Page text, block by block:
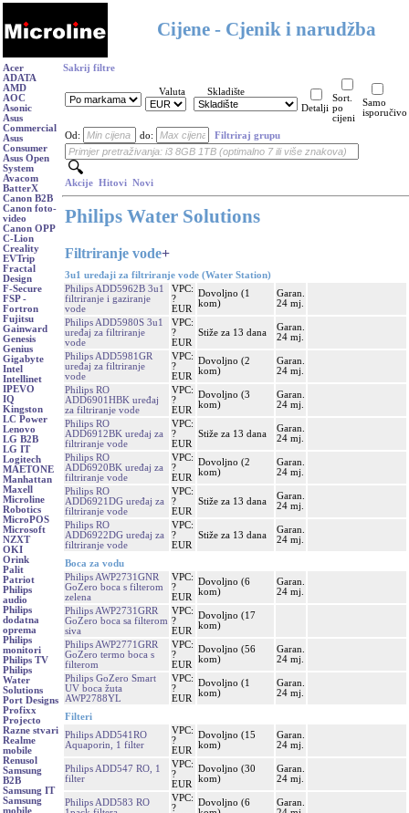
Cijene - Cjenik i narudžba
Acer
ADATA
AMD
AOC
Asonic
Asus
Commercial
Asus
Consumer
Asus Open
System
Avacom
BatterX
Canon B2B
Canon foto-
video
Canon OPP
C-Lion
Creality
EVTrip
Fractal
Design
F-Secure
FSP -
Fortron
Fujitsu
Gainward
Genesis
Genius
Gigabyte
Intel
Intellinet
IPEVO
IQ
Kingston
LC Power
Lenovo
LG B2B
LG IT
Logitech
MAETONE
Manhattan
Maxell
Microline
Robotics
MicroPOS
Microsoft
NZXT
OKI
Orink
Palit
Patriot
Philips
audio
Philips
dodatna
oprema
Philips
monitori
Philips TV
Philips
Water
Solutions
Port Designs
Profixx
Projecto
Razne stvari
Realme
mobile
Renusol
Samsung
B2B
Samsung IT
Samsung
mobile
Sakrij filtre
Valuta
Skladište
Detalji
Sort.
po
cijeni
Samo
isporučivo
Od: do: Filtriraj grupu
Akcije Hitovi Novi
Philips Water Solutions
Filtriranje vode+
3u1 uređaji za filtriranje vode (Water Station)
Philips ADD5962B 3u1
filtriranje i gaziranje
vode
VPC:
?
EUR
Dovoljno (1
kom)
Garan.
24 mj.
Philips ADD5980S 3u1
uređaj za filtriranje
vode
VPC:
?
EUR
Stiže za 13 dana
Garan.
24 mj.
Philips ADD5981GR
uređaj za filtriranje
vode
VPC:
?
EUR
Dovoljno (2
kom)
Garan.
24 mj.
Philips RO
ADD6901HBK uređaj
za filtriranje vode
VPC:
?
EUR
Dovoljno (3
kom)
Garan.
24 mj.
Philips RO
ADD6912BK uređaj za
filtriranje vode
VPC:
?
EUR
Stiže za 13 dana
Garan.
24 mj.
Philips RO
ADD6920BK uređaj za
filtriranje vode
VPC:
?
EUR
Dovoljno (2
kom)
Garan.
24 mj.
Philips RO
ADD6921DG uređaj za
filtriranje vode
VPC:
?
EUR
Stiže za 13 dana
Garan.
24 mj.
Philips RO
ADD6922DG uređaj za
filtriranje vode
VPC:
?
EUR
Stiže za 13 dana
Garan.
24 mj.
Boca za vodu
Philips AWP2731GNR
GoZero boca s filterom
zelena
VPC:
?
EUR
Dovoljno (6
kom)
Garan.
24 mj.
Philips AWP2731GRR
GoZero boca sa filterom
siva
VPC:
?
EUR
Dovoljno (17
kom)
Philips AWP2771GRR
GoZero termo boca s
filterom
VPC:
?
EUR
Dovoljno (56
kom)
Garan.
24 mj.
Philips GoZero Smart
UV boca žuta
AWP2788YL
VPC:
?
EUR
Dovoljno (1
kom)
Garan.
24 mj.
Filteri
Philips ADD541RO
Aquaporin, 1 filter
VPC:
?
EUR
Dovoljno (15
kom)
Garan.
24 mj.
Philips ADD547 RO, 1
filter
VPC:
?
EUR
Dovoljno (30
kom)
Garan.
24 mj.
Philips ADD583 RO
VPC:
?
Dovoljno (6
Garan.